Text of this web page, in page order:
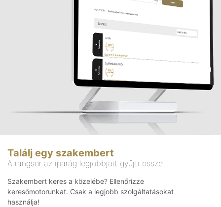
Találj egy szakembert
A rangsor az iparág legjobbjait gyűjti össze
Szakembert keres a közelébe? Ellenőrizze
keresőmotorunkat. Csak a legjobb szolgáltatásokat
használja!